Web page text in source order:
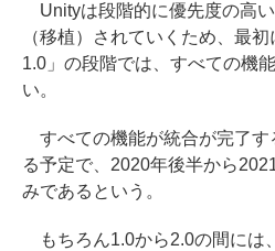
Unityは段階的に優先度の高
（移植）されていくため、最
1.0」の段階では、すべての機
い。
すべての機能が統合が完了す
る予定で、2020年後半から
みであるという。
もちろん1.0から2.0の間には